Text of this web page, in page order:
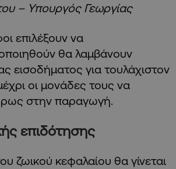
– Υπουργός Γεωργίας
επιλέξουν να
θα λαμβάνουν
εισοδήματος για τουλάχιστον
οι μονάδες τους να
στην παραγωγή.
επιδότησης
ζωικού κεφαλαίου θα γίνεται